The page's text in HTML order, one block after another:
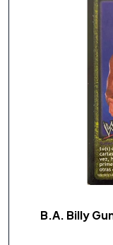
B.A. Billy